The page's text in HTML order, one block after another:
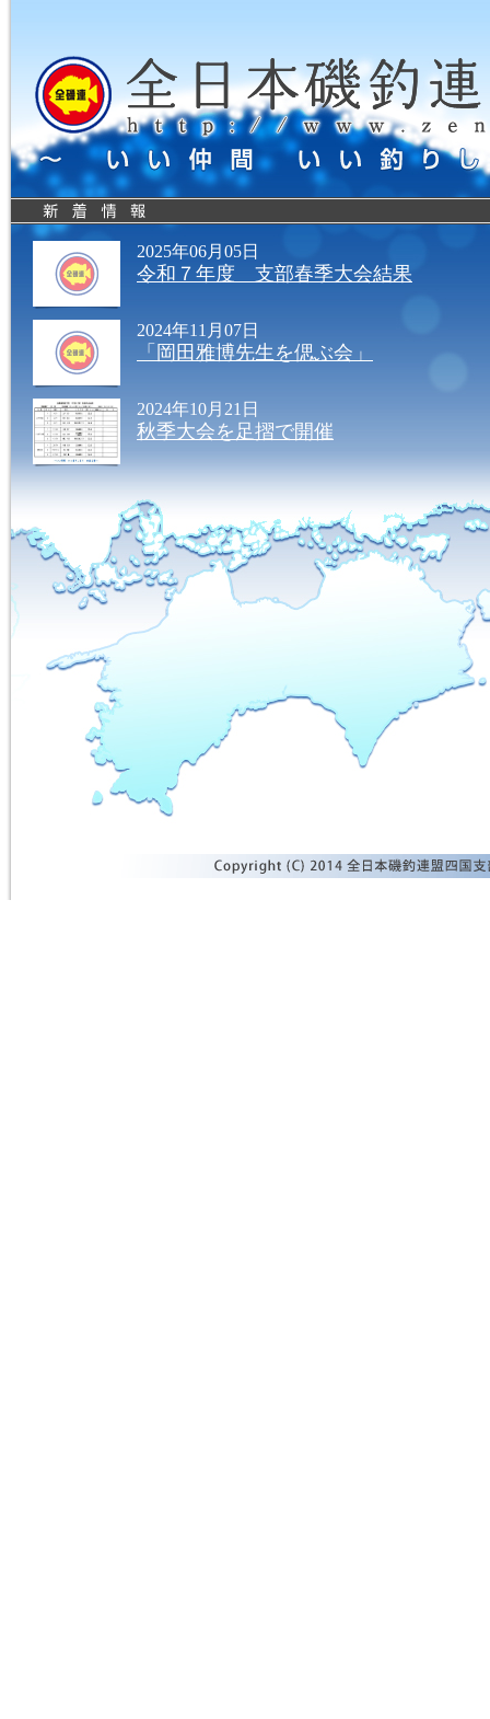
2025年06月05日
令和７年度 支部春季大会結果
2024年11月07日
「岡田雅博先生を偲ぶ会」
2024年10月21日
秋季大会を足摺で開催